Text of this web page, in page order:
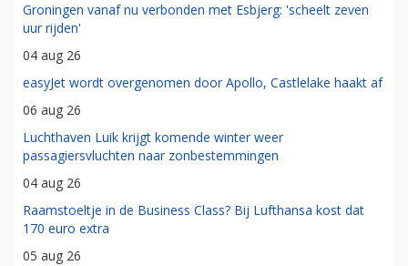
Groningen vanaf nu verbonden met Esbjerg: 'scheelt zeven
uur rijden'
04 aug 26
easyJet wordt overgenomen door Apollo, Castlelake haakt af
06 aug 26
Luchthaven Luik krijgt komende winter weer
passagiersvluchten naar zonbestemmingen
04 aug 26
Raamstoeltje in de Business Class? Bij Lufthansa kost dat
170 euro extra
05 aug 26